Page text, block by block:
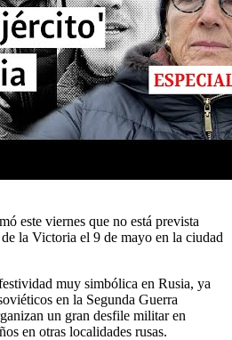
este viernes que no está prevista
la Victoria el 9 de mayo en la ciudad
muy simbólica en Rusia, ya
en la Segunda Guerra
un gran desfile militar en
en otras localidades rusas.